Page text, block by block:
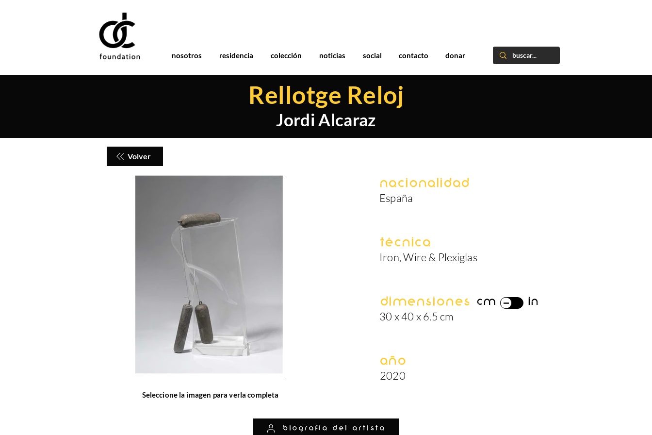
nosotros residencia colección noticias social contacto donar
Rellotge Reloj
Jordi Alcaraz
Volver
Nacionalidad
España
Técnica
Iron, Wire & Plexiglas
Dimensiones cm in
30 x 40 x 6.5 cm
Año
2020
Seleccione la imagen para verla completa
biografía del artista